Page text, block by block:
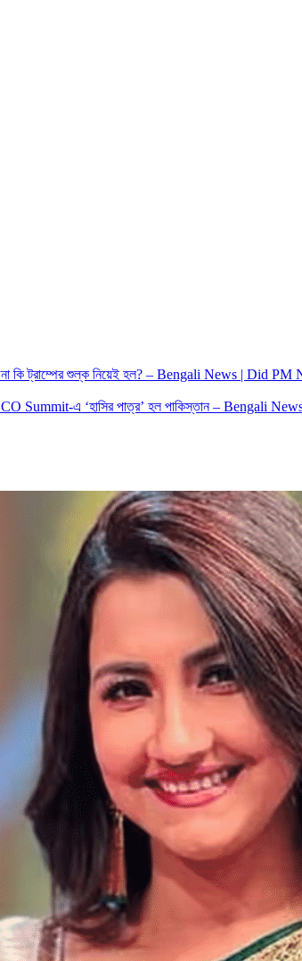
কি ট্রাম্পের শুল্ক নিয়েই হল? – Bengali News |
Summit-এ ‘হাসির পাত্র’ হল পাকিস্তান –